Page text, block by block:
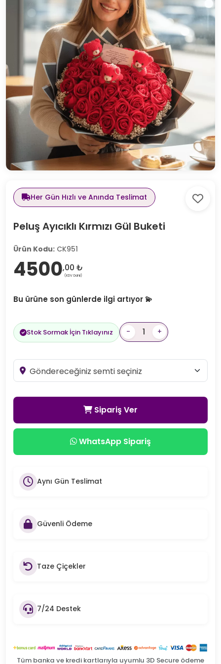
Her Gün Hızlı ve Anında Teslimat
Peluş Ayıcıklı Kırmızı Gül Buketi
Ürün Kodu: CK951
4500,00 ₺
(KDV Dahil)
Bu ürüne son günlerde ilgi artıyor 💫
Stok Sormak İçin Tıklayınız - +
Sipariş Ver
WhatsApp Sipariş
Aynı Gün Teslimat
Güvenli Ödeme
Taze Çiçekler
7/24 Destek
Tüm banka ve kredi kartlarıyla uyumlu 3D Secure ödeme